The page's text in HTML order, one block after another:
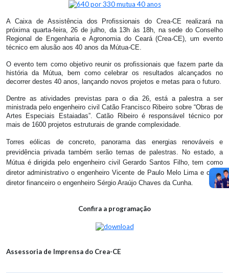
A Caixa de Assistência dos Profissionais do Crea-CE realizará na
próxima quarta-feira, 26 de julho, da 13h às 18h, na sede do Conselho
Regional de Engenharia e Agronomia do Ceará (Crea-CE), um evento
técnico em alusão aos 40 anos da Mútua-CE.
O evento tem como objetivo reunir os profissionais que fazem parte da
história da Mútua, bem como celebrar os resultados alcançados no
decorrer destes 40 anos, lançando novos projetos e metas para o futuro.
Dentre as atividades previstas para o dia 26, está a palestra a ser
ministrada pelo engenheiro civil Catão Francisco Ribeiro sobre “Obras de
Artes Especiais Estaiadas”. Catão Ribeiro é responsável técnico por
mais de 1600 projetos estruturais de grande complexidade.
Torres eólicas de concreto, panorama das energias renováveis e
previdência privada também serão temas de palestras. No estado, a
Mútua é dirigida pelo engenheiro civil Gerardo Santos Filho, tem como
diretor administrativo o engenheiro Vicente de Paulo Melo Lima e como
diretor financeiro o engenheiro Sérgio Araújo Chaves da Cunha.
Confira a programação
Assessoria de Imprensa do Crea-CE